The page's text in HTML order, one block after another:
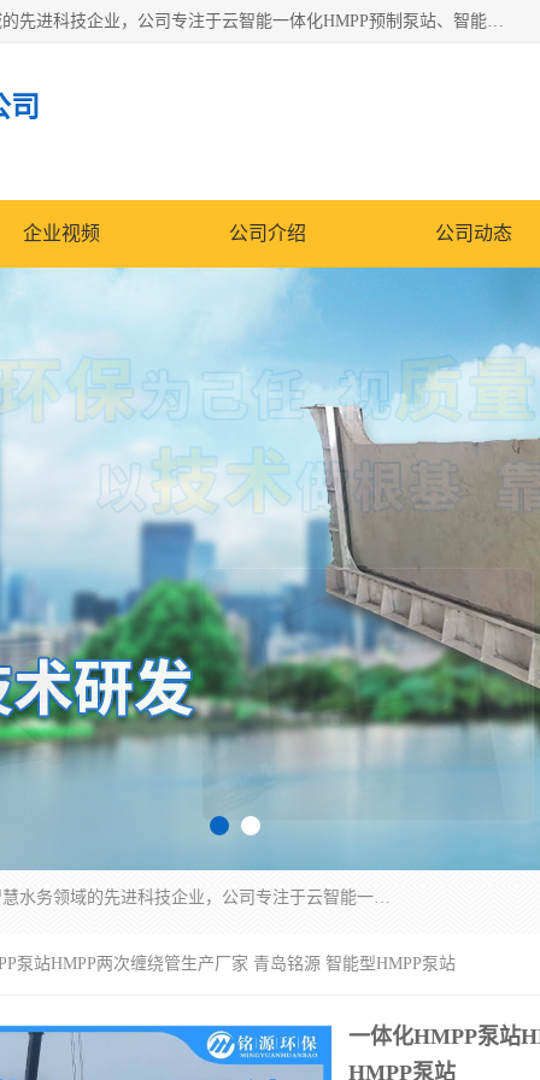
青岛铭源环保科技有限公司是一家专注于环保与智慧水务领域的先进科技企业，公司专注于云智能一体化HMPP预制泵站、智能截流井设备、调蓄池雨洪管理设备、水务循环利用、云智慧水务开发及新型环保技术研发等领域。
司
企业视频 公司介绍 公司动态
青岛铭源环保科技有限公司是一家专注于环保与智慧水务领域的先进科技企业，公司专注于云智能一体化HMPP预制泵站、智能截流井设备、调蓄池雨洪管理设备、水务循环利用、云智慧水务开发及新型环保技术研发等领域。
泵站HMPP两次缠绕管生产厂家 青岛铭源 智能型HMPP泵站
一体化HMPP泵站
HMPP泵站